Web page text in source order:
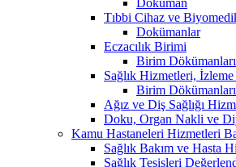
Tıbbi Cihaz ve
Dokümanlar
Eczacılık Birimi
Birim Dökümanları
Sağlık Hizmetleri,
Birim Dökümanları
Ağız ve Diş Sağlığı
Doku, Organ Nakli ve
Kamu Hastaneleri Hizmetleri
Sağlık Bakım ve Hasta
Sağlık Tesisleri